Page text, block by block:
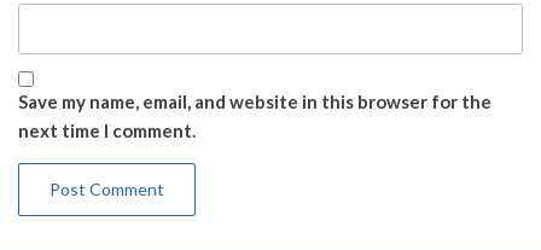
Save my name, email, and website in this browser for the
next time I comment.